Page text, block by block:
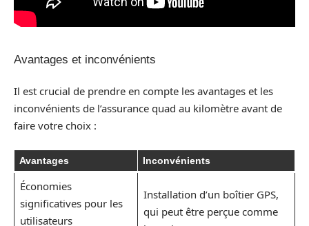
Avantages et inconvénients
Il est crucial de prendre en compte les avantages et les
inconvénients de l’assurance quad au kilomètre avant de
faire votre choix :
Avantages Inconvénients
Économies
significatives pour les
utilisateurs
Installation d’un boîtier GPS,
qui peut être perçue comme